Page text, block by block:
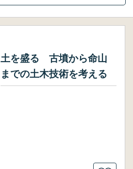
土を盛る 古墳から命山
までの土木技術を考える